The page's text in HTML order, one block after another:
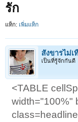
รัก
แท็ก: เพิ่มแท็ก
สังขารไม่เ
เป็นที่รู้จักกันดี
<TABLE
width="100%"